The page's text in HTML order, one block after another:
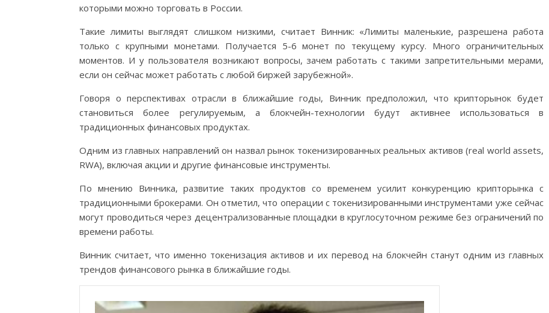
которыми можно торговать в России.
Такие лимиты выглядят слишком низкими, считает Винник: «Лимиты маленькие, разрешена работа
только с крупными монетами. Получается 5-6 монет по текущему курсу. Много ограничительных
моментов. И у пользователя возникают вопросы, зачем работать с такими запретительными мерами,
если он сейчас может работать с любой биржей зарубежной».
Говоря о перспективах отрасли в ближайшие годы, Винник предположил, что крипторынок будет
становиться более регулируемым, а блокчейн-технологии будут активнее использоваться в
традиционных финансовых продуктах.
Одним из главных направлений он назвал рынок токенизированных реальных активов (real world assets,
RWA), включая акции и другие финансовые инструменты.
По мнению Винника, развитие таких продуктов со временем усилит конкуренцию крипторынка с
традиционными брокерами. Он отметил, что операции с токенизированными инструментами уже сейчас
могут проводиться через децентрализованные площадки в круглосуточном режиме без ограничений по
времени работы.
Винник считает, что именно токенизация активов и их перевод на блокчейн станут одним из главных
трендов финансового рынка в ближайшие годы.